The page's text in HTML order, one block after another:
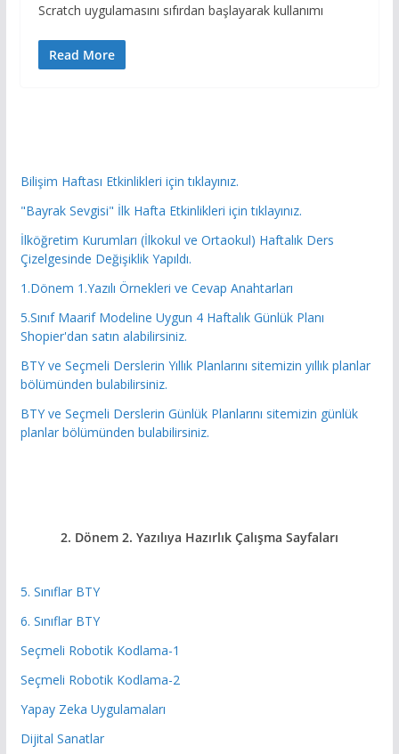
Scratch uygulamasını sıfırdan başlayarak kullanımı
Read More
Bilişim Haftası Etkinlikleri için tıklayınız.
"Bayrak Sevgisi" İlk Hafta Etkinlikleri için tıklayınız.
İlköğretim Kurumları (İlkokul ve Ortaokul) Haftalık Ders
Çizelgesinde Değişiklik Yapıldı.
1.Dönem 1.Yazılı Örnekleri ve Cevap Anahtarları
5.Sınıf Maarif Modeline Uygun 4 Haftalık Günlük Planı
Shopier'dan satın alabilirsiniz.
BTY ve Seçmeli Derslerin Yıllık Planlarını sitemizin yıllık planlar
bölümünden bulabilirsiniz.
BTY ve Seçmeli Derslerin Günlük Planlarını sitemizin günlük
planlar bölümünden bulabilirsiniz.
2. Dönem 2. Yazılıya Hazırlık Çalışma Sayfaları
5. Sınıflar BTY
6. Sınıflar BTY
Seçmeli Robotik Kodlama-1
Seçmeli Robotik Kodlama-2
Yapay Zeka Uygulamaları
Dijital Sanatlar